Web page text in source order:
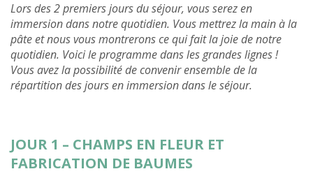
Lors des 2 premiers jours du séjour, vous serez en
immersion dans notre quotidien. Vous mettrez la main à la
pâte et nous vous montrerons ce qui fait la joie de notre
quotidien. Voici le programme dans les grandes lignes !
Vous avez la possibilité de convenir ensemble de la
répartition des jours en immersion dans le séjour.
JOUR 1 – CHAMPS EN FLEUR ET
FABRICATION DE BAUMES